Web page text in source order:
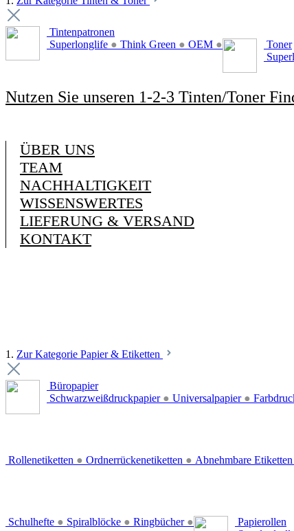
Tintenpatronen
Superlonglife ● Think Green ● OEM ●
Toner
Nutzen Sie unseren 1-2-3 Tinten/Toner
ÜBER UNS
TEAM
NACHHALTIGKEIT
WISSENSWERTES
LIEFERUNG & VERSAND
KONTAKT
1. Zur Kategorie Papier & Etiketten
Büropapier
Schwarzweißdruckpapier ● Universalpapier ●
Rollenetiketten ● Ordnerrückenetiketten ● Abnehmbare Etiketten
Schulhefte ● Spiralblöcke ● Ringbücher ●
Papierollen